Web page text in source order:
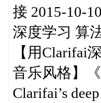
接 2015-10-
深度学习 算
【用Clarifai
音乐风格】
Clarifai’s